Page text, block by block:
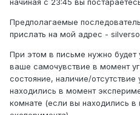
начиная с 23:45 вы
Предполагаемые
прислать на мой адрес -
При этом в письме нужно
ваше самочувствие в момент
состояние, наличие/
находились в момент
комнате (если вы находились